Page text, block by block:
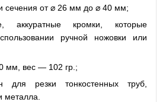
сечения от ⌀ 26 мм до ⌀ 40 мм;
аккуратные кромки, которые
ручной ножовки или
мм, вес — 102 гр.;
для резки тонкостенных труб,
металла.